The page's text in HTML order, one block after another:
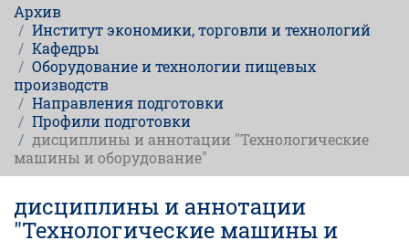
Архив
Институт экономики, торговли и технологий
Кафедры
Оборудование и технологии пищевых
производств
Направления подготовки
Профили подготовки
дисциплины и аннотации "Технологические
машины и оборудование"
дисциплины и аннотации
"Технологические машины и